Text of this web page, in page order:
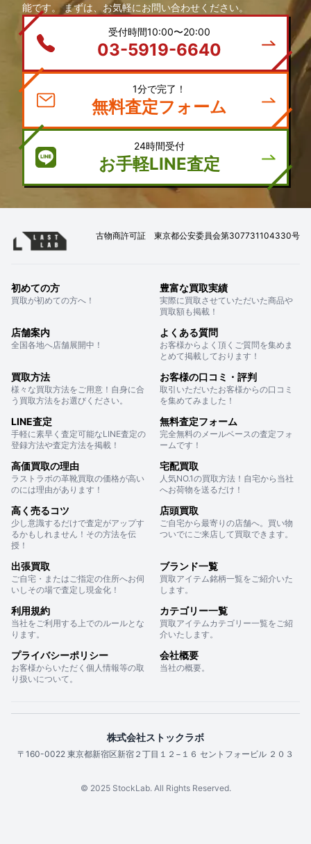
能です。 まずは、お気軽にお問い合わせください。
受付時間10:00〜20:00
03-5919-6640
1分で完了！
無料査定フォーム
24時間受付
お手軽LINE査定
古物商許可証 東京都公安委員会第307731104330号
初めての方
買取が初めての方へ！
豊富な買取実績
実際に買取させていただいた商品や
買取額も掲載！
店舗案内
全国各地へ店舗展開中！
よくある質問
お客様からよく頂くご質問を集めま
とめて掲載しております！
買取方法
様々な買取方法をご用意！自身に合
う買取方法をお選びください。
お客様の口コミ・評判
取引いただいたお客様からの口コミ
を集めてみました！
LINE査定
手軽に素早く査定可能なLINE査定の
登録方法や査定方法を掲載！
無料査定フォーム
完全無料のメールベースの査定フォ
ームです！
高価買取の理由
ラストラボの革靴買取の価格が高い
のには理由があります！
宅配買取
人気NO.1の買取方法！自宅から当社
へお荷物を送るだけ！
高く売るコツ
少し意識するだけで査定がアップす
るかもしれません！その方法を伝
授！
店頭買取
ご自宅から最寄りの店舗へ。買い物
ついでにご来店して買取できます。
出張買取
ご自宅・またはご指定の住所へお伺
いしその場で査定し現金化！
ブランド一覧
買取アイテム銘柄一覧をご紹介いた
します。
利用規約
当社をご利用する上でのルールとな
ります。
カテゴリー一覧
買取アイテムカテゴリー一覧をご紹
介いたします。
プライバシーポリシー
お客様からいただく個人情報等の取
り扱いについて。
会社概要
当社の概要。
株式会社ストックラボ
〒160-0022 東京都新宿区新宿２丁目１２−１６ セントフォービル ２０３
© 2025 StockLab. All Rights Reserved.